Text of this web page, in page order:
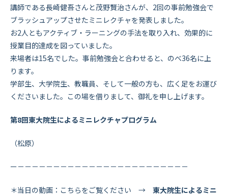
講師である長崎健吾さんと茂野賢治さんが、2回の事前勉強会で
ブラッシュアップさせたミニレクチャを発表しました。
お2人ともアクティブ・ラーニングの手法を取り入れ、効果的に
授業目的達成を図っていました。
来場者は15名でした。事前勉強会と合わせると、のべ36名に上
ります。
学部生、大学院生、教職員、そして一般の方も、広く足をお運び
くださいました。この場を借りまして、御礼を申し上げます。
第8回東大院生によるミニレクチャプログラム
（松原）
ー－－－－－－－－－－－－－－－－－－－－－－－－
＊当日の動画：こちらをご覧ください → 東大院生によるミニ